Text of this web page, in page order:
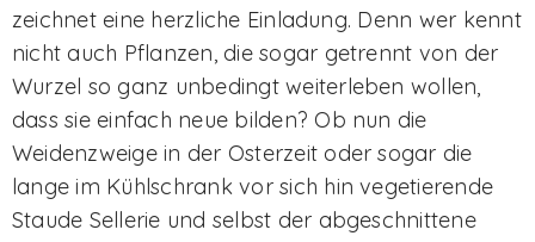
zeichnet eine herzliche Einladung. Denn wer kennt
nicht auch Pflanzen, die sogar getrennt von der
Wurzel so ganz unbedingt weiterleben wollen,
dass sie einfach neue bilden? Ob nun die
Weidenzweige in der Osterzeit oder sogar die
lange im Kühlschrank vor sich hin vegetierende
Staude Sellerie und selbst der abgeschnittene